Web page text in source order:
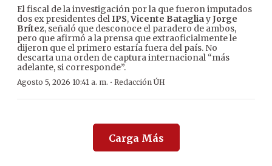
El fiscal de la investigación por la que fueron imputados
dos ex presidentes delIPS,Vicente BatagliayJorge
Brítez, señaló que desconoce el paradero de ambos,
pero que afirmó a la prensa que extraoficialmente le
dijeron que el primero estaría fuera del país. No
descarta una orden de captura internacional “más
adelante, si corresponde”.
Agosto 5, 2026 10:41 a. m. · Redacción ÚH
Carga Más